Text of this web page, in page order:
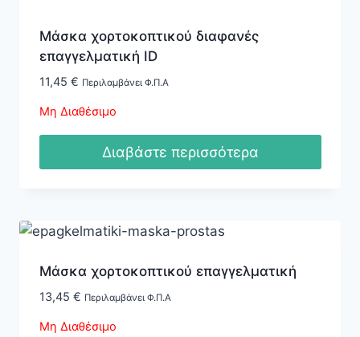
Μάσκα χορτοκοπτικού διαφανές
επαγγελματική ID
11,45 € Περιλαμβάνει Φ.Π.Α
Μη Διαθέσιμο
Διαβάστε περισσότερα
Μάσκα χορτοκοπτικού επαγγελματική
13,45 € Περιλαμβάνει Φ.Π.Α
Μη Διαθέσιμο